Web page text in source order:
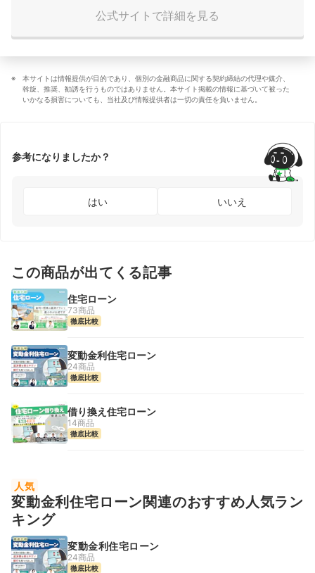
公式サイトで詳細を見る
本サイトは情報提供が目的であり、個別の金融商品に関する契約締結の代理や媒介、
斡旋、推奨、勧誘を行うものではありません。本サイト掲載の情報に基づいて被った
いかなる損害についても、当社及び情報提供者は一切の責任を負いません。
参考になりましたか？
はい いいえ
この商品が出てくる記事
住宅ローン
73商品
徹底比較
変動金利住宅ローン
24商品
徹底比較
借り換え住宅ローン
14商品
徹底比較
人気
変動金利住宅ローン関連のおすすめ人気ラン
キング
変動金利住宅ローン
24商品
徹底比較